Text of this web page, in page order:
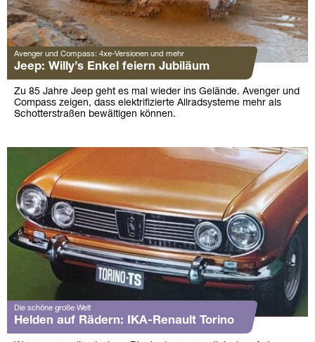
Avenger und Compass: 4xe-Versionen und mehr
Jeep: Willy’s Enkel feiern Jubiläum
Zu 85 Jahre Jeep geht es mal wieder ins Gelände. Avenger und
Compass zeigen, dass elektrifizierte Allradsysteme mehr als
Schotterstraßen bewältigen können.
Die schöne große Welt
Helden auf Rädern: IKA-Renault Torino